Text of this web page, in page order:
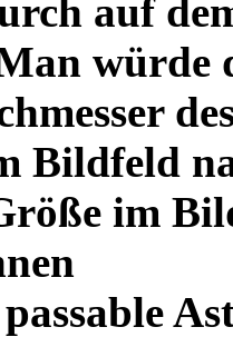
auf
würde
Bildfeld
im